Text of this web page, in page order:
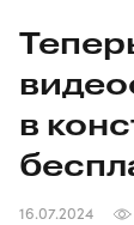
в
16.07.2024